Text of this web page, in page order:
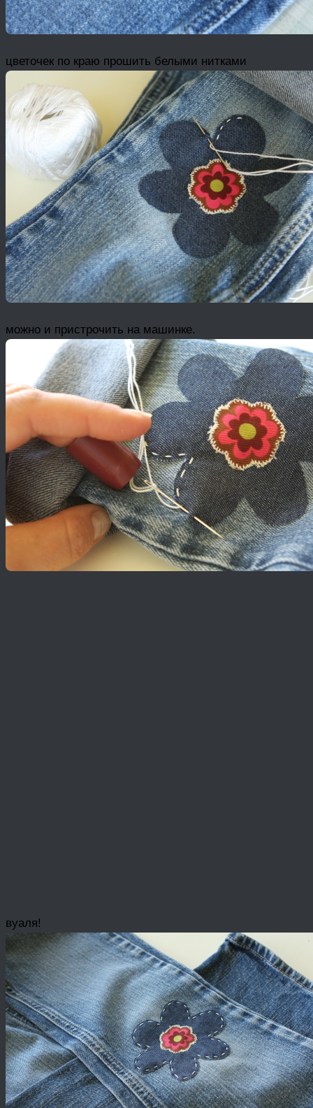
цветочек по краю прошить белыми нитками
можно и пристрочить на машинке.
вуаля!